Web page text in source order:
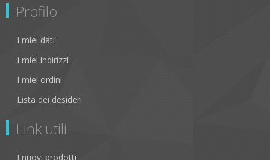
Profilo
I miei dati
I miei indirizzi
I miei ordini
Lista dei desideri
Link utili
I nuovi prodotti